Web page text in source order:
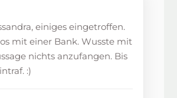
einiges eingetroffen.
mit einer Bank. Wusste mit
nichts anzufangen. Bis
:)